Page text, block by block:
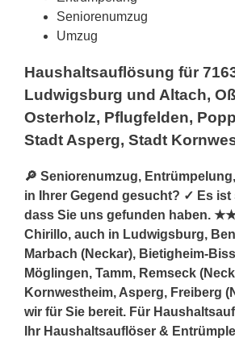
Seniorenumzug
Umzug
Haushaltsauflösung für
Ludwigsburg und Altach,
Osterholz, Pflugfelden,
Stadt Asperg, Stadt
🔎 Seniorenumzug,
in Ihrer Gegend gesucht? ✓ Es
dass Sie uns gefunden haben.
Chirillo, auch in Ludwigsburg,
Marbach (Neckar), Bietigheim-
Möglingen, Tamm, Remseck
Kornwestheim, Asperg, Freiberg
wir für Sie bereit. Für
Ihr Haushaltsauflöser &